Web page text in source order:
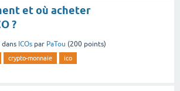
et où acheter
?
dans ICOs par PaTou (200 points)
crypto-monnaie ico